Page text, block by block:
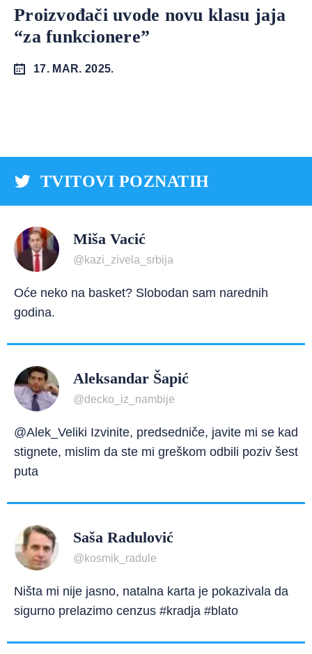
Proizvođači uvode novu klasu jaja
“za funkcionere”
17. MAR. 2025.
TVITOVI POZNATIH
Miša Vacić
@kazi_zivela_srbija
Oće neko na basket? Slobodan sam narednih
godina.
Aleksandar Šapić
@decko_iz_nambije
@Alek_Veliki Izvinite, predsedniče, javite mi se kad
stignete, mislim da ste mi greškom odbili poziv šest
puta
Saša Radulović
@kosmik_radule
Ništa mi nije jasno, natalna karta je pokazivala da
sigurno prelazimo cenzus #kradja #blato